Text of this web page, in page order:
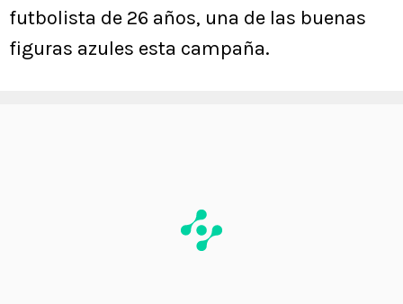
futbolista de 26 años, una de las buenas
figuras azules esta campaña.